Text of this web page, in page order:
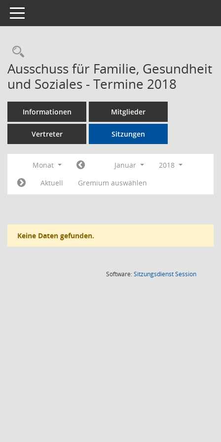
Toggle navigation
Rechercheauswahl
Ausschuss für Familie, Gesundheit
und Soziales - Termine 2018
Informationen Mitglieder
Vertreter Sitzungen
Monat Januar
2018
Aktuell
Gremium auswählen
Keine Daten gefunden.
Software:SitzungsdienstSession(Wird in